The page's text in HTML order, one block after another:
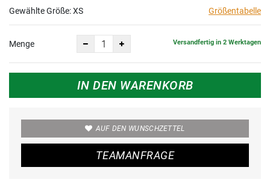
Gewählte Größe:XS Größentabelle
Menge Versandfertig in 2 Werktagen
IN DEN WARENKORB
AUF DEN WUNSCHZETTEL
TEAMANFRAGE